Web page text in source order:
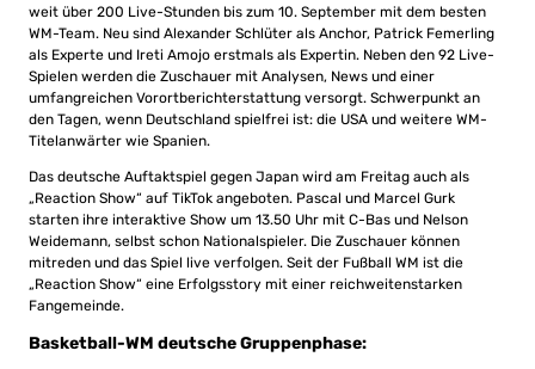
weit über 200 Live-Stunden bis zum 10. September mit dem besten
WM-Team. Neu sind Alexander Schlüter als Anchor, Patrick Femerling
als Experte und Ireti Amojo erstmals als Expertin. Neben den 92 Live-
Spielen werden die Zuschauer mit Analysen, News und einer
umfangreichen Vorortberichterstattung versorgt. Schwerpunkt an
den Tagen, wenn Deutschland spielfrei ist: die USA und weitere WM-
Titelanwärter wie Spanien.
Das deutsche Auftaktspiel gegen Japan wird am Freitag auch als
„Reaction Show“ auf TikTok angeboten. Pascal und Marcel Gurk
starten ihre interaktive Show um 13.50 Uhr mit C-Bas und Nelson
Weidemann, selbst schon Nationalspieler. Die Zuschauer können
mitreden und das Spiel live verfolgen. Seit der Fußball WM ist die
„Reaction Show“ eine Erfolgsstory mit einer reichweitenstarken
Fangemeinde.
Basketball-WM deutsche Gruppenphase: